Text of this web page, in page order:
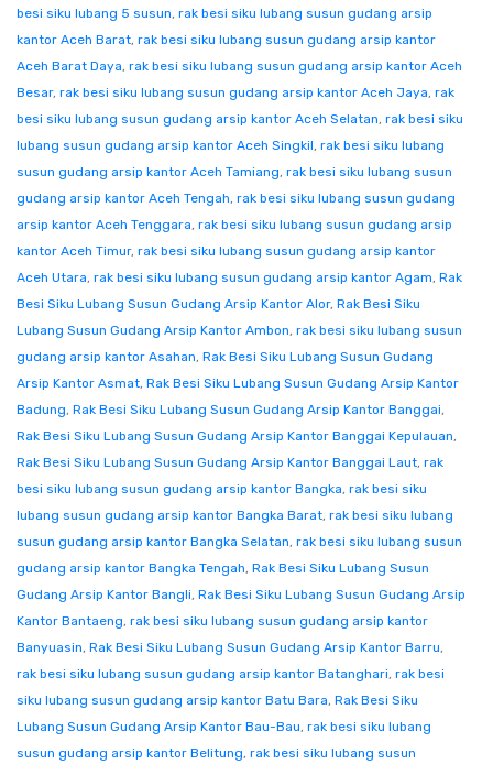
besi siku lubang 5 susun, rak besi siku lubang susun gudang arsip
kantor Aceh Barat, rak besi siku lubang susun gudang arsip kantor
Aceh Barat Daya, rak besi siku lubang susun gudang arsip kantor Aceh
Besar, rak besi siku lubang susun gudang arsip kantor Aceh Jaya, rak
besi siku lubang susun gudang arsip kantor Aceh Selatan, rak besi siku
lubang susun gudang arsip kantor Aceh Singkil, rak besi siku lubang
susun gudang arsip kantor Aceh Tamiang, rak besi siku lubang susun
gudang arsip kantor Aceh Tengah, rak besi siku lubang susun gudang
arsip kantor Aceh Tenggara, rak besi siku lubang susun gudang arsip
kantor Aceh Timur, rak besi siku lubang susun gudang arsip kantor
Aceh Utara, rak besi siku lubang susun gudang arsip kantor Agam, Rak
Besi Siku Lubang Susun Gudang Arsip Kantor Alor, Rak Besi Siku
Lubang Susun Gudang Arsip Kantor Ambon, rak besi siku lubang susun
gudang arsip kantor Asahan, Rak Besi Siku Lubang Susun Gudang
Arsip Kantor Asmat, Rak Besi Siku Lubang Susun Gudang Arsip Kantor
Badung, Rak Besi Siku Lubang Susun Gudang Arsip Kantor Banggai,
Rak Besi Siku Lubang Susun Gudang Arsip Kantor Banggai Kepulauan,
Rak Besi Siku Lubang Susun Gudang Arsip Kantor Banggai Laut, rak
besi siku lubang susun gudang arsip kantor Bangka, rak besi siku
lubang susun gudang arsip kantor Bangka Barat, rak besi siku lubang
susun gudang arsip kantor Bangka Selatan, rak besi siku lubang susun
gudang arsip kantor Bangka Tengah, Rak Besi Siku Lubang Susun
Gudang Arsip Kantor Bangli, Rak Besi Siku Lubang Susun Gudang Arsip
Kantor Bantaeng, rak besi siku lubang susun gudang arsip kantor
Banyuasin, Rak Besi Siku Lubang Susun Gudang Arsip Kantor Barru,
rak besi siku lubang susun gudang arsip kantor Batanghari, rak besi
siku lubang susun gudang arsip kantor Batu Bara, Rak Besi Siku
Lubang Susun Gudang Arsip Kantor Bau-Bau, rak besi siku lubang
susun gudang arsip kantor Belitung, rak besi siku lubang susun